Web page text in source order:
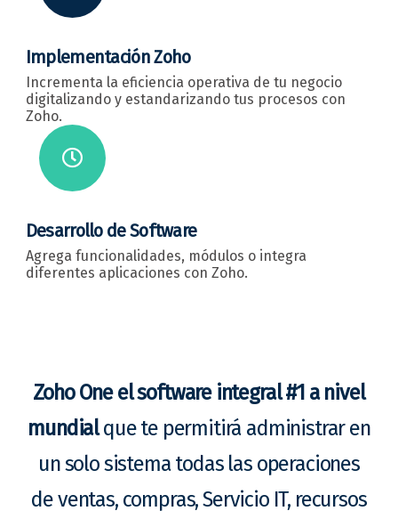
Implementación Zoho
Incrementa la eficiencia operativa de tu negocio
digitalizando y estandarizando tus procesos con
Zoho.
Desarrollo de Software
Agrega funcionalidades, módulos o integra
diferentes aplicaciones con Zoho.
Zoho One el software integral #1 a nivel
mundialque te permitirá administrar en
un solo sistema todas las operaciones
de ventas, compras, Servicio IT, recursos